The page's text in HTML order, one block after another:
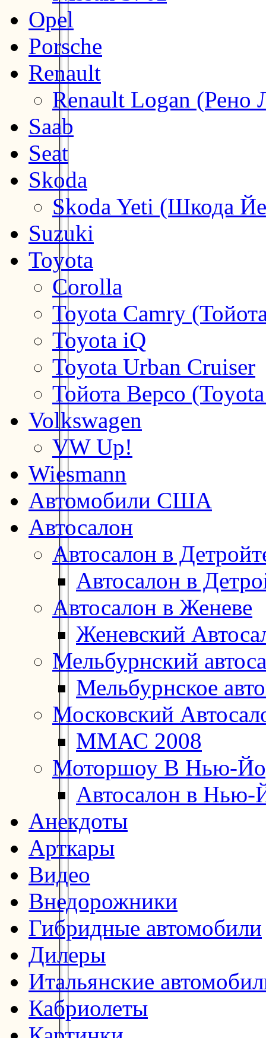
Opel
Porsche
Renault
Renault Logan (Рено
Saab
Seat
Skoda
Skoda Yeti (Шкода
Suzuki
Toyota
Corolla
Toyota Camry
Toyota iQ
Toyota Urban Cruiser
Тойота Версо
Volkswagen
VW Up!
Wiesmann
Автомобили США
Автосалон
Автосалон в
Автосалон в
Автосалон в Женеве
Женевский
Мельбурнский
Мельбурнское
Московский
ММАС 2008
Моторшоу В Нью-
Автосалон в Нью-
Анекдоты
Арткары
Видео
Внедорожники
Гибридные автомобили
Дилеры
Итальянские
Кабриолеты